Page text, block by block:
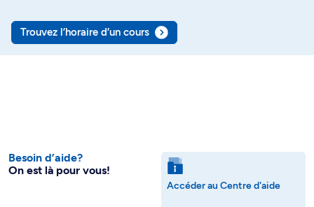
Trouvez l’horaire d’un cours
Besoin d’aide?
On est là pour vous!
Accéder au Centre d'aide